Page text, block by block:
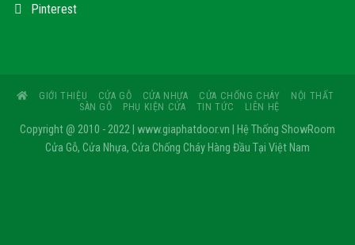
Pinterest
GIỚI THIỆU CỬA GỖ CỬA NHỰA CỬA CHỐNG CHÁY
NỘI THẤT
SÀN GỖ
PHỤ KIỆN CỬA TIN TỨC LIÊN HỆ
Copyright @ 2010 - 2022 | www.giaphatdoor.vn | Hệ Thống ShowRoom
Cửa Gỗ, Cửa Nhựa, Cửa Chống Cháy Hàng Đầu Tại Việt Nam